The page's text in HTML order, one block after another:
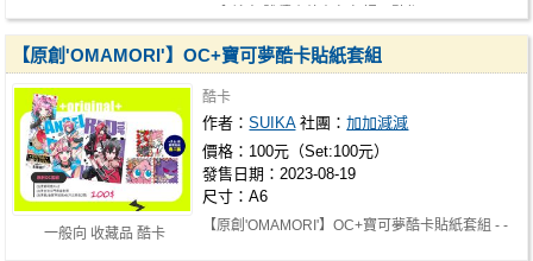
一般向 收藏品 酷卡
【原創'OMAMORI'】OC+寶可夢酷卡貼紙套組
酷卡
作者：SUIKA 社團：加加減減
價格：100元（Set:100元）
發售日期：2023-08-19
尺寸：A6
【原創'OMAMORI'】OC+寶可夢酷卡貼紙套組 - -